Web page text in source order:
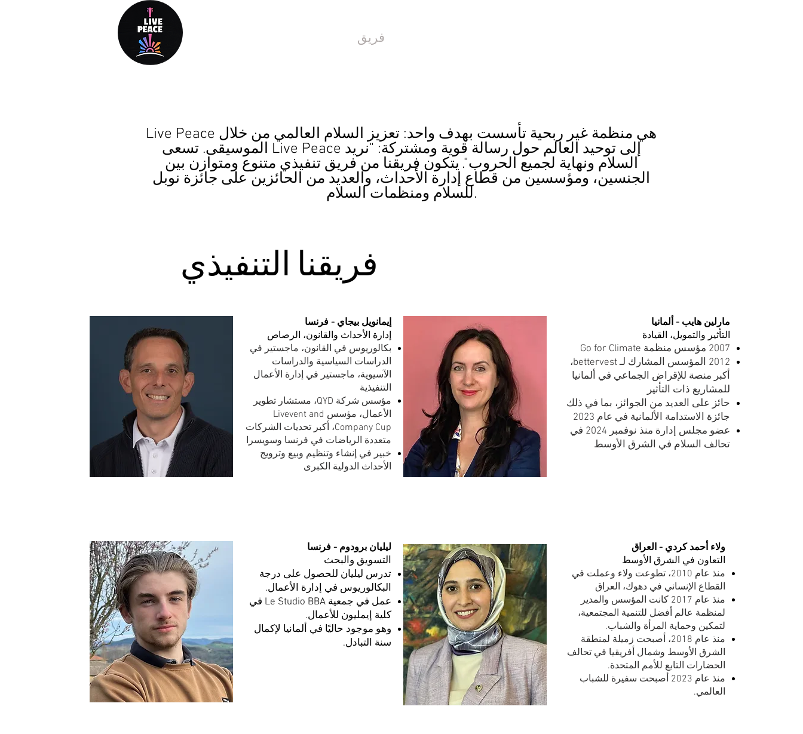
فريق
Live Peace هي منظمة غير ربحية تأسست بهدف واحد: تعزيز السلام العالمي من خلال
الموسيقى. تسعى Live Peace إلى توحيد العالم حول رسالة قوية ومشتركة: "نريد
السلام ونهاية لجميع الحروب". يتكون فريقنا من فريق تنفيذي متنوع ومتوازن بين
الجنسين، ومؤسسين من قطاع إدارة الأحداث، والعديد من الحائزين على جائزة نوبل
للسلام ومنظمات السلام.
فريقنا التنفيذي
إيمانويل بيجاي - فرنسا
إدارة الأحداث والقانون، الرصاص
بكالوريوس في القانون، ماجستير في
الدراسات السياسية والدراسات
الآسيوية، ماجستير في إدارة الأعمال
التنفيذية
مؤسس شركة QYD، مستشار تطوير
الأعمال، مؤسس Livevent and
Company Cup، أكبر تحديات الشركات
متعددة الرياضات في فرنسا وسويسرا
خبير في إنشاء وتنظيم وبيع وترويج
الأحداث الدولية الكبرى
مارلين هايب - ألمانيا
التأثير والتمويل، القيادة
2007 مؤسس منظمة Go for Climate
2012 المؤسس المشارك لـ bettervest،
أكبر منصة للإقراض الجماعي في ألمانيا
للمشاريع ذات التأثير
حائز على العديد من الجوائز، بما في ذلك
جائزة الاستدامة الألمانية في عام 2023
عضو مجلس إدارة منذ نوفمبر 2024 في
تحالف السلام في الشرق الأوسط
ليليان برودوم - فرنسا
التسويق والبحث
تدرس ليليان للحصول على درجة
البكالوريوس في إدارة الأعمال.
عمل في جمعية Le Studio BBA في
كلية إيمليون للأعمال.
وهو موجود حاليًا في ألمانيا لإكمال
سنة التبادل.
ولاء أحمد كردي - العراق
التعاون في الشرق الأوسط
منذ عام 2010، تطوعت ولاء وعملت في
القطاع الإنساني في دهوك، العراق
منذ عام 2017 كانت المؤسس والمدير
لمنظمة عالم أفضل للتنمية المجتمعية،
لتمكين وحماية المرأة والشباب.
منذ عام 2018، أصبحت زميلة لمنطقة
الشرق الأوسط وشمال أفريقيا في تحالف
الحضارات التابع للأمم المتحدة.
منذ عام 2023 أصبحت سفيرة للشباب
العالمي.